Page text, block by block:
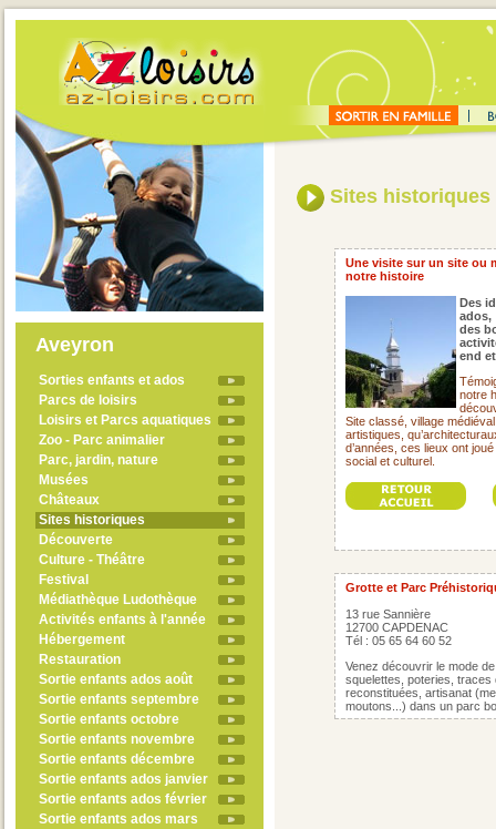
Aveyron
Sorties enfants et ados
Parcs de loisirs
Loisirs et Parcs aquatiques
Zoo - Parc animalier
Parc, jardin, nature
Musées
Châteaux
Sites historiques
Découverte
Culture - Théâtre
Festival
Médiathèque Ludothèque
Activités enfants à l'année
Hébergement
Restauration
Sortie enfants ados août
Sortie enfants septembre
Sortie enfants octobre
Sortie enfants novembre
Sortie enfants décembre
Sortie enfants ados janvier
Sortie enfants ados février
Sortie enfants ados mars
Sites historiques
Une visite sur un site ou
notre histoire
Des
ados,
des
end
notre
Site classé, village
artistiques,
d’années, ces lieux ont
social et culturel.
Grotte et Parc
13 rue Sannière
12700 CAPDENAC
Tél : 05 65 64 60 52
Venez découvrir le mode
squelettes, poteries, traces
reconstituées, artisanat
moutons...) dans un parc